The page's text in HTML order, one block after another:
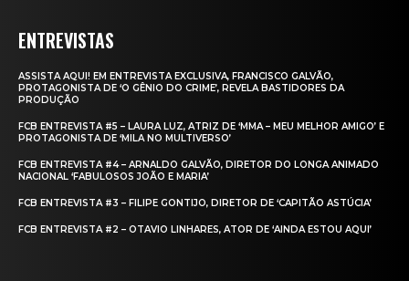
ENTREVISTAS
ASSISTA AQUI! EM ENTREVISTA EXCLUSIVA, FRANCISCO GALVÃO,
PROTAGONISTA DE ‘O GÊNIO DO CRIME’, REVELA BASTIDORES DA
PRODUÇÃO
FCB ENTREVISTA #5 – LAURA LUZ, ATRIZ DE ‘MMA – MEU MELHOR AMIGO’ E
PROTAGONISTA DE ‘MILA NO MULTIVERSO’
FCB ENTREVISTA #4 – ARNALDO GALVÃO, DIRETOR DO LONGA ANIMADO
NACIONAL ‘FABULOSOS JOÃO E MARIA’
FCB ENTREVISTA #3 – FILIPE GONTIJO, DIRETOR DE ‘CAPITÃO ASTÚCIA’
FCB ENTREVISTA #2 – OTAVIO LINHARES, ATOR DE ‘AINDA ESTOU AQUI’